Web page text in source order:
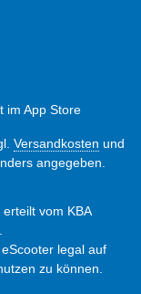
Versandkosten und
angegeben.
erteilt vom KBA
legal auf
zu können.